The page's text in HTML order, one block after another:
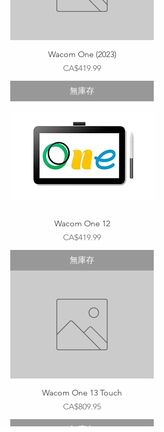
Wacom One (2023)
價格
CA$419.99
無庫存
Wacom One 12
價格
CA$419.99
無庫存
Wacom One 13 Touch
價格
CA$809.95
無庫存